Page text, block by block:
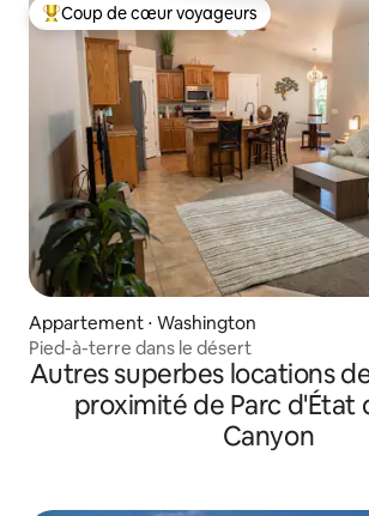
Coups de cœur voyageurs les plus
Coup de cœur voyageurs
Appartement ⋅ Washington
Pied-à-terre dans le désert
Autres superbes locations
proximité de Parc d'État
Canyon